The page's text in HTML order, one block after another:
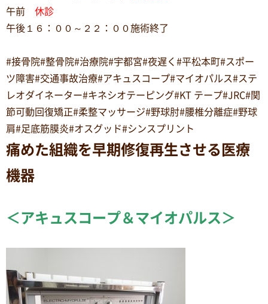
午前 休診
午後１６：００～２２：００施術終了
#接骨院#整骨院#治療院#宇都宮#夜遅く#平松本町#スポー
ツ障害#交通事故治療#アキュスコープ#マイオパルス#ステ
レオダイネーター#キネシオテーピング#KT テープ#JRC#関
節可動回復矯正#柔整マッサージ#野球肘#腰椎分離症#野球
肩#足底筋膜炎#オスグッド#シンスプリント
痛めた組織を早期修復再生させる医療
機器
＜アキュスコープ＆マイオパルス＞